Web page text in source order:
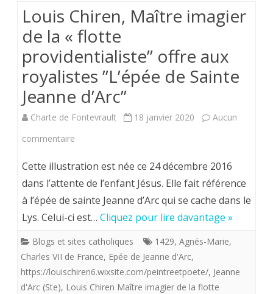
”L'épée
de
Jeanne
Louis Chiren, Maître imagier
de la « flotte
providentialiste” offre aux
royalistes ”L’épée de Sainte
Jeanne d’Arc”
Charte de Fontevrault 18 janvier 2020
Aucun
commentaire
Chiren,
Maître
imagier
de
«
Cette illustration est née ce 24 décembre 2016
dans l’attente de l’enfant Jésus. Elle fait référence
à l’épée de sainte Jeanne d’Arc qui se cache dans le
Lys. Celui-ci est… Cliquez pour lire davantage »
Blogs et sites catholiques 1429, Agnés-Marie,
Charles VII de France, Epée de Jeanne d'Arc,
https://louischiren6.wixsite.com/peintreetpoete/, Jeanne
d'Arc (Ste), Louis Chiren Maître imagier de la flotte